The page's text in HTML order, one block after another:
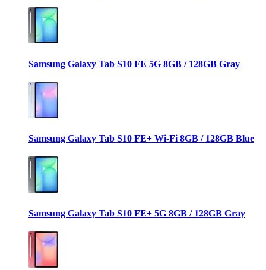
Samsung Galaxy Tab S10 FE 5G 8GB / 128GB Gray
Samsung Galaxy Tab S10 FE+ Wi-Fi 8GB / 128GB Blue
Samsung Galaxy Tab S10 FE+ 5G 8GB / 128GB Gray